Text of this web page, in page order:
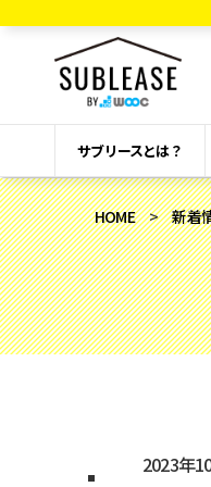
サブリースとは？
HOME>新着
2023年